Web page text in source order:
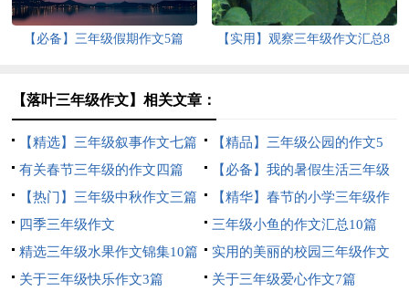
【必备】三年级假期作文5篇
【实用】观察三年级作文汇总8
【落叶三年级作文】相关文章：
【精选】三年级叙事作文七篇
【精品】三年级公园的作文5
篇
有关春节三年级的作文四篇
【必备】我的暑假生活三年级
作文3篇
【热门】三年级中秋作文三篇
【精华】春节的小学三年级作
文3篇
四季三年级作文
三年级小鱼的作文汇总10篇
精选三年级水果作文锦集10篇
实用的美丽的校园三年级作文
300字4篇
关于三年级快乐作文3篇 关于三年级爱心作文7篇